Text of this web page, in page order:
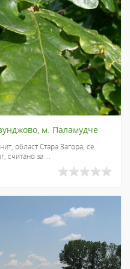
м. Паламудче
област Стара Загора, се
считано за ...